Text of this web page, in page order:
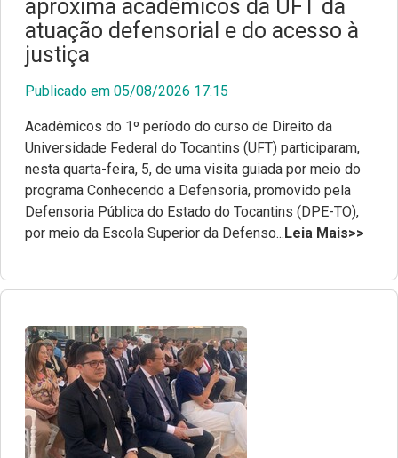
Documentos para posse
Resoluções
Portarias
Editais
Escola Superior da Defensoria Pública (Esdep)
Revista Adsumus
Revista Arandu - Norteando Direitos
Contatos
aproxima acadêmicos da UFT da
atuação defensorial e do acesso à
justiça
Publicado em 05/08/2026 17:15
Acadêmicos do 1º período do curso de Direito da
Universidade Federal do Tocantins (UFT) participaram,
nesta quarta-feira, 5, de uma visita guiada por meio do
programa Conhecendo a Defensoria, promovido pela
Defensoria Pública do Estado do Tocantins (DPE-TO),
por meio da Escola Superior da Defenso...Leia Mais>>